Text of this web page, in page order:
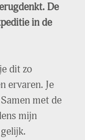
De
in de
dit zo
ervaren. Je
met de
mijn